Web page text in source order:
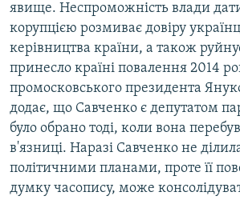
явище. Неспроможність влади дати
корупцією розмиває довіру
керівництва країни, а також
принесло країні повалення 2014
промосковського президента
додає, що Савченко є депутатом
було обрано тоді, коли вона
в'язниці. Наразі Савченко не
політичними планами, проте її
думку часопису, може